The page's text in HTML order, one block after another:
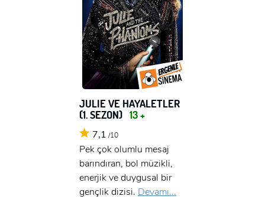
JULIE VE HAYALETLER
(1. SEZON) 13 +
7,1 /10
Pek çok olumlu mesaj
barındıran, bol müzikli,
enerjik ve duygusal bir
gençlik dizisi. Devamı...